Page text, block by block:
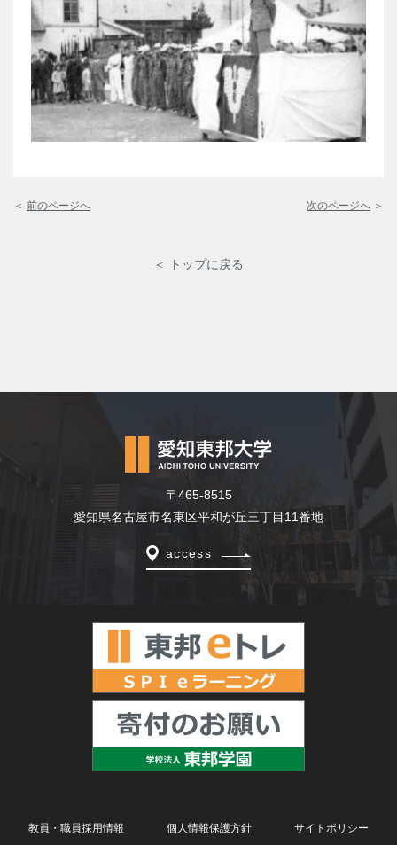
＜ 前のページへ 次のページへ ＞
＜ トップに戻る
〒465-8515
愛知県名古屋市名東区平和が丘三丁目11番地
access
教員・職員採用情報 個人情報保護方針 サイトポリシー